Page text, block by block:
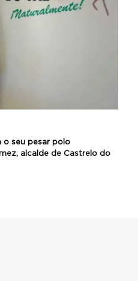
o seu pesar polo
alcalde de Castrelo do